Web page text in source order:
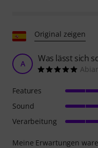
Original zeigen
A Was lässt sich
Meine Erwartungen
Features
Sound
Verarbeitung